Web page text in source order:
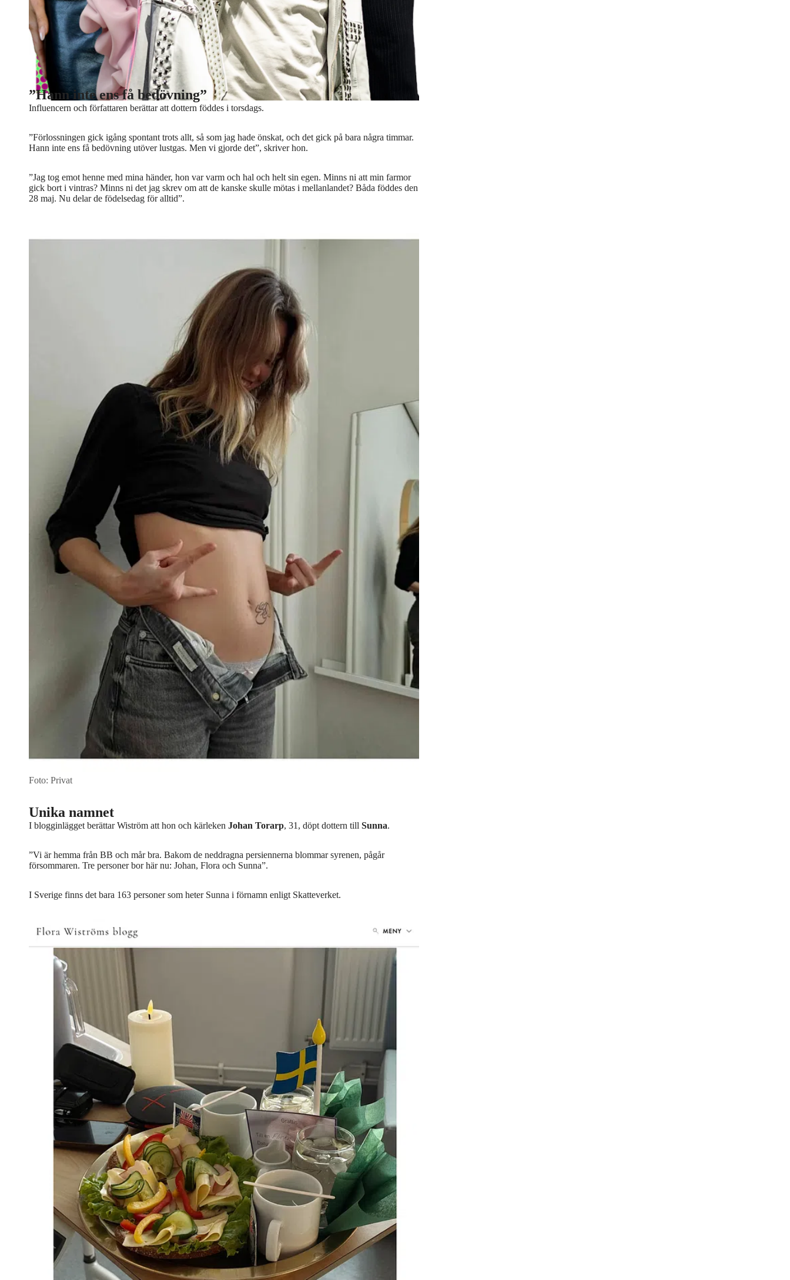
Flora WiströmFoto: Jessica Gow/TT / TT Nyhetsbyrån
”Hann inte ens få bedövning”
Influencern och författaren berättar att dottern föddes i torsdags.
”Förlossningen gick igång spontant trots allt, så som jag hade önskat, och det gick på bara några timmar.
Hann inte ens få bedövning utöver lustgas. Men vi gjorde det”, skriver hon.
”Jag tog emot henne med mina händer, hon var varm och hal och helt sin egen. Minns ni att min farmor
gick bort i vintras? Minns ni det jag skrev om att de kanske skulle mötas i mellanlandet? Båda föddes den
28 maj. Nu delar de födelsedag för alltid”.
Foto: Privat
Unika namnet
I blogginlägget berättar Wiström att hon och kärleken Johan Torarp, 31, döpt dottern till Sunna.
”Vi är hemma från BB och mår bra. Bakom de neddragna persiennerna blommar syrenen, pågår
försommaren. Tre personer bor här nu: Johan, Flora och Sunna”.
I Sverige finns det bara 163 personer som heter Sunna i förnamn enligt Skatteverket.